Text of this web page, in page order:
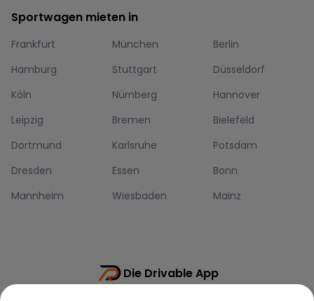
Sportwagen mieten in
Frankfurt München
Berlin
Hamburg
Stuttgart
Düsseldorf
Köln
Nürnberg
Hannover
Leipzig
Bremen
Bielefeld
Dortmund
Karlsruhe
Potsdam
Dresden
Essen
Bonn
Mannheim
Wiesbaden Mainz
Die Drivable App